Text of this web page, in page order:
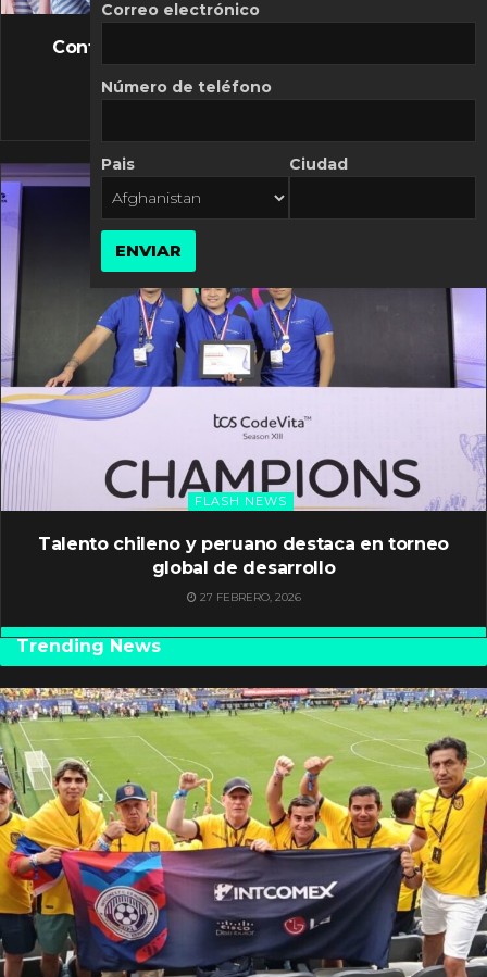
FLASH NEWS
Controversia de Mercado Libre por costos
10 MARZO, 2026
FLASH NEWS
Talento chileno y peruano destaca en torneo
global de desarrollo
27 FEBRERO, 2026
Trending News
Correo electrónico
Número de teléfono
Pais Ciudad
ENVIAR